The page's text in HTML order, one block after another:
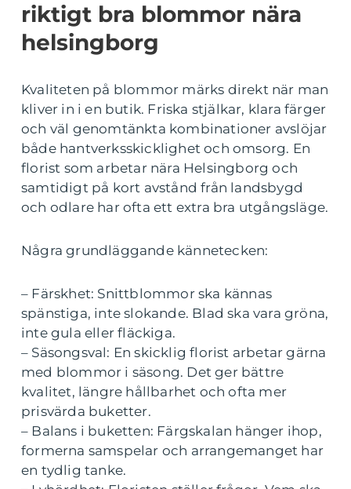
riktigt bra blommor nära
helsingborg
Kvaliteten på blommor märks direkt när man
kliver in i en butik. Friska stjälkar, klara färger
och väl genomtänkta kombinationer avslöjar
både hantverksskicklighet och omsorg. En
florist som arbetar nära Helsingborg och
samtidigt på kort avstånd från landsbygd
och odlare har ofta ett extra bra utgångsläge.
Några grundläggande kännetecken:
– Färskhet: Snittblommor ska kännas
spänstiga, inte slokande. Blad ska vara gröna,
inte gula eller fläckiga.
– Säsongsval: En skicklig florist arbetar gärna
med blommor i säsong. Det ger bättre
kvalitet, längre hållbarhet och ofta mer
prisvärda buketter.
– Balans i buketten: Färgskalan hänger ihop,
formerna samspelar och arrangemanget har
en tydlig tanke.